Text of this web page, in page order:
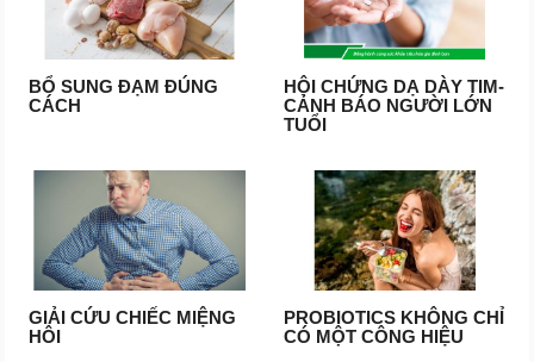
BỔ SUNG ĐẠM ĐÚNG
CÁCH
HỘI CHỨNG DẠ DÀY TIM-
CẢNH BÁO NGƯỜI LỚN
TUỔI
GIẢI CỨU CHIẾC MIỆNG
HÔI
PROBIOTICS KHÔNG CHỈ
CÓ MỘT CÔNG HIỆU